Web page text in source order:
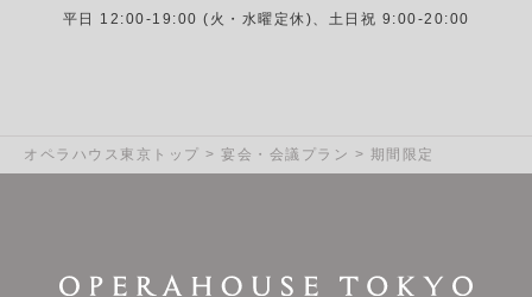
平日 12:00-19:00 (火・水曜定休)、土日祝 9:00-20:00
オペラハウス東京トップ > 宴会・会議プラン > 期間限定